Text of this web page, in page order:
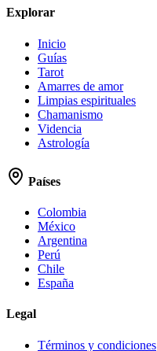
Explorar
Inicio
Guías
Tarot
Amarres de amor
Limpias espirituales
Chamanismo
Videncia
Astrología
Países
Colombia
México
Argentina
Perú
Chile
España
Legal
Términos y condiciones